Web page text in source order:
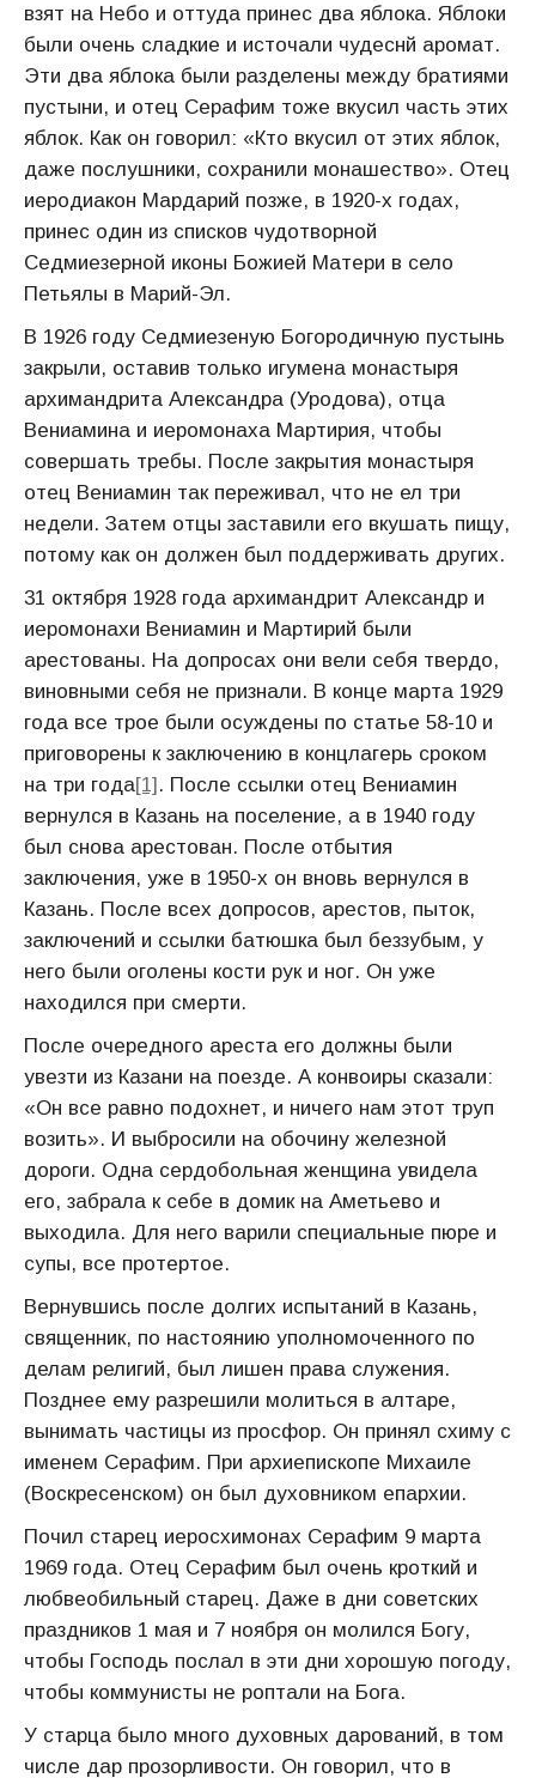
взят на Небо и оттуда принес два яблока. Яблоки
были очень сладкие и источали чудеснй аромат.
Эти два яблока были разделены между братиями
пустыни, и отец Серафим тоже вкусил часть этих
яблок. Как он говорил: «Кто вкусил от этих яблок,
даже послушники, сохранили монашество». Отец
иеродиакон Мардарий позже, в 1920-х годах,
принес один из списков чудотворной
Седмиезерной иконы Божией Матери в село
Петьялы в Марий-Эл.
В 1926 году Седмиезеную Богородичную пустынь
закрыли, оставив только игумена монастыря
архимандрита Александра (Уродова), отца
Вениамина и иеромонаха Мартирия, чтобы
совершать требы. После закрытия монастыря
отец Вениамин так переживал, что не ел три
недели. Затем отцы заставили его вкушать пищу,
потому как он должен был поддерживать других.
31 октября 1928 года архимандрит Александр и
иеромонахи Вениамин и Мартирий были
арестованы. На допросах они вели себя твердо,
виновными себя не признали. В конце марта 1929
года все трое были осуждены по статье 58-10 и
приговорены к заключению в концлагерь сроком
на три года[1]. После ссылки отец Вениамин
вернулся в Казань на поселение, а в 1940 году
был снова арестован. После отбытия
заключения, уже в 1950-х он вновь вернулся в
Казань. После всех допросов, арестов, пыток,
заключений и ссылки батюшка был беззубым, у
него были оголены кости рук и ног. Он уже
находился при смерти.
После очередного ареста его должны были
увезти из Казани на поезде. А конвоиры сказали:
«Он все равно подохнет, и ничего нам этот труп
возить». И выбросили на обочину железной
дороги. Одна сердобольная женщина увидела
его, забрала к себе в домик на Аметьево и
выходила. Для него варили специальные пюре и
супы, все протертое.
Вернувшись после долгих испытаний в Казань,
священник, по настоянию уполномоченного по
делам религий, был лишен права служения.
Позднее ему разрешили молиться в алтаре,
вынимать частицы из просфор. Он принял схиму с
именем Серафим. При архиепископе Михаиле
(Воскресенском) он был духовником епархии.
Почил старец иеросхимонах Серафим 9 марта
1969 года. Отец Серафим был очень кроткий и
любвеобильный старец. Даже в дни советских
праздников 1 мая и 7 ноября он молился Богу,
чтобы Господь послал в эти дни хорошую погоду,
чтобы коммунисты не роптали на Бога.
У старца было много духовных дарований, в том
числе дар прозорливости. Он говорил, что в